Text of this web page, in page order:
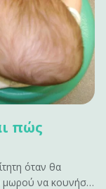
πώς
όταν θα
μωρού να κουνήσει